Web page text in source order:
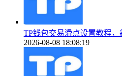
TP钱包交易滑点设置教程
2026-08-08 18:08:19